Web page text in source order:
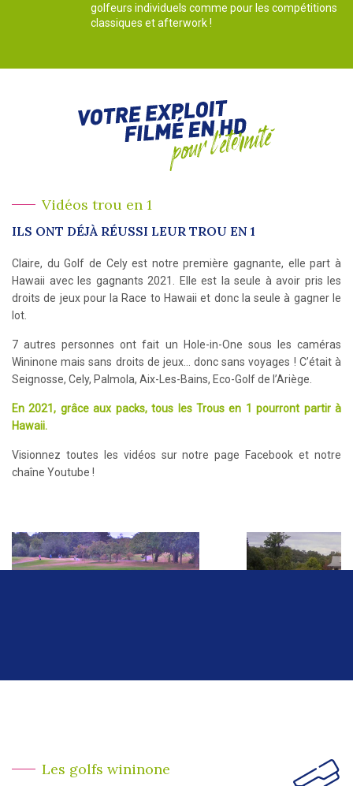
golfeurs individuels comme pour les compétitions
classiques et afterwork !
Vidéos trou en 1
ILS ONT DÉJÀ RÉUSSI LEUR TROU EN 1
Claire, du Golf de Cely est notre première gagnante, elle part à
Hawaii avec les gagnants 2021. Elle est la seule à avoir pris les
droits de jeux pour la Race to Hawaii et donc la seule à gagner le
lot.
7 autres personnes ont fait un Hole-in-One sous les caméras
Wininone mais sans droits de jeux… donc sans voyages ! C’était à
Seignosse, Cely, Palmola, Aix-Les-Bains, Eco-Golf de l’Ariège.
En 2021, grâce aux packs, tous les Trous en 1 pourront partir à
Hawaii.
Visionnez toutes les vidéos sur notre page Facebook et notre
chaîne Youtube !
Les golfs wininone